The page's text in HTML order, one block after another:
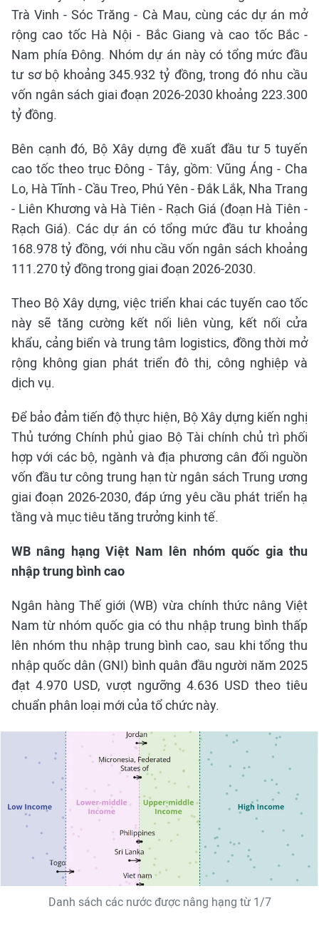
Trà Vinh - Sóc Trăng - Cà Mau, cùng các dự án mở
rộng cao tốc Hà Nội - Bắc Giang và cao tốc Bắc -
Nam phía Đông. Nhóm dự án này có tổng mức đầu
tư sơ bộ khoảng 345.932 tỷ đồng, trong đó nhu cầu
vốn ngân sách giai đoạn 2026-2030 khoảng 223.300
tỷ đồng.
Bên cạnh đó, Bộ Xây dựng đề xuất đầu tư 5 tuyến
cao tốc theo trục Đông - Tây, gồm: Vũng Áng - Cha
Lo, Hà Tĩnh - Cầu Treo, Phú Yên - Đắk Lắk, Nha Trang
- Liên Khương và Hà Tiên - Rạch Giá (đoạn Hà Tiên -
Rạch Giá). Các dự án có tổng mức đầu tư khoảng
168.978 tỷ đồng, với nhu cầu vốn ngân sách khoảng
111.270 tỷ đồng trong giai đoạn 2026-2030.
Theo Bộ Xây dựng, việc triển khai các tuyến cao tốc
này sẽ tăng cường kết nối liên vùng, kết nối cửa
khẩu, cảng biển và trung tâm logistics, đồng thời mở
rộng không gian phát triển đô thị, công nghiệp và
dịch vụ.
Để bảo đảm tiến độ thực hiện, Bộ Xây dựng kiến nghị
Thủ tướng Chính phủ giao Bộ Tài chính chủ trì phối
hợp với các bộ, ngành và địa phương cân đối nguồn
vốn đầu tư công trung hạn từ ngân sách Trung ương
giai đoạn 2026-2030, đáp ứng yêu cầu phát triển hạ
tầng và mục tiêu tăng trưởng kinh tế.
WB nâng hạng Việt Nam lên nhóm quốc gia thu
nhập trung bình cao
Ngân hàng Thế giới (WB) vừa chính thức nâng Việt
Nam từ nhóm quốc gia có thu nhập trung bình thấp
lên nhóm thu nhập trung bình cao, sau khi tổng thu
nhập quốc dân (GNI) bình quân đầu người năm 2025
đạt 4.970 USD, vượt ngưỡng 4.636 USD theo tiêu
chuẩn phân loại mới của tổ chức này.
Danh sách các nước được nâng hạng từ 1/7